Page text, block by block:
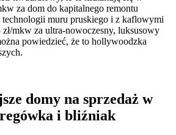
za dom do kapitalnego remontu
muru pruskiego i z kaflowymi
mkw za ultra-nowoczesny, luksusowy
powiedzieć, że to hollywoodzka
domy na sprzedaż w
i bliźniak